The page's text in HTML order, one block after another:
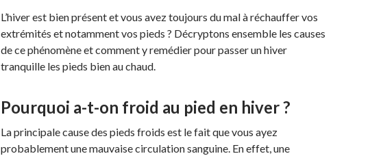
L’hiver est bien présent et vous avez toujours du mal à réchauffer vos
extrémités et notamment vos pieds ? Décryptons ensemble les causes
de ce phénomène et comment y remédier pour passer un hiver
tranquille les pieds bien au chaud.
Pourquoi a-t-on froid au pied en hiver ?
La principale cause des pieds froids est le fait que vous ayez
probablement une mauvaise circulation sanguine. En effet, une